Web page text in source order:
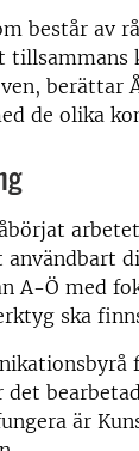
består av
berättar
de olika
A-Ö med
ska
det
är